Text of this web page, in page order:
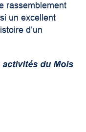
rassemblement
un excellent
d’un
du Mois